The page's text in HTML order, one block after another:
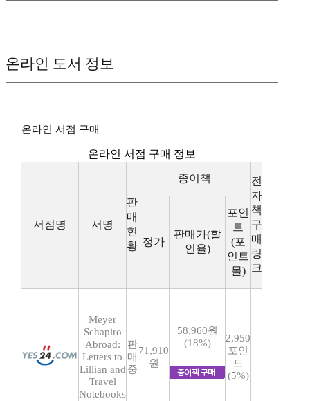
온라인 도서 정보
온라인 서점 구매
온라인 서점 구매 정보
서점명 서명
판
매
현
황
종이책
전
자
책
구
매
링
크
정가
판매가(할
인율)
포인
트
(포
인트
몰)
Meyer
Schapiro
Abroad:
Letters to
Lillian and
Travel
Notebooks
판
매
중
71,910
원
58,960원
(18%)
2,950
포인
트
(5%)